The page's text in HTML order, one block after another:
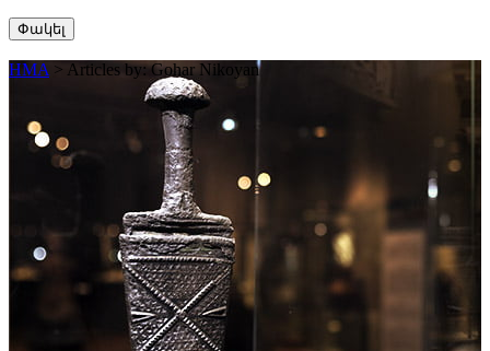
Փակել
HMA > Articles by: Gohar Nikoyan